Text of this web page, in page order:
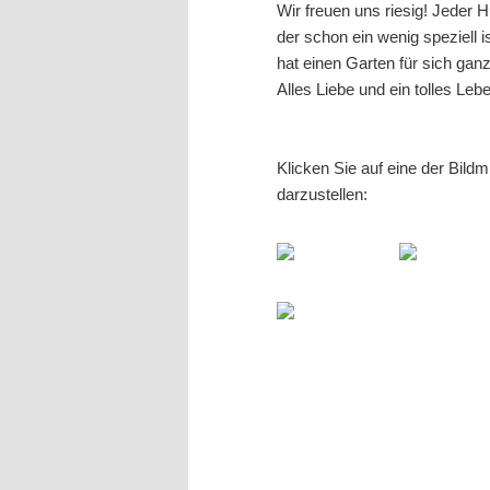
Wir freuen uns riesig! Jeder
der schon ein wenig speziell
hat einen Garten für sich
Alles Liebe und ein tolles
Klicken Sie auf eine der
darzustellen: